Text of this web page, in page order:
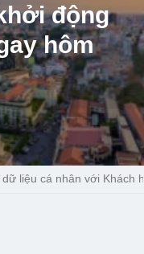
động
hôm
liệu cá nhân với Khách